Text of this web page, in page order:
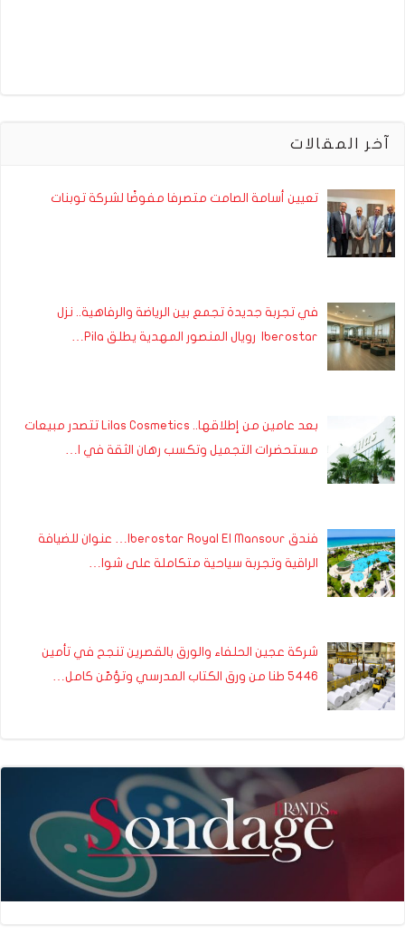
آخر المقالات
تعيين أسامة الصامت متصرفا مفوضًا لشركة توبنات
في تجربة جديدة تجمع بين الرياضة والرفاهية.. نزل
Iberostar رويال المنصور المهدية يطلق Pila…
بعد عامين من إطلاقها.. Lilas Cosmetics تتصدر مبيعات
مستحضرات التجميل وتكسب رهان الثقة في ا…
فندق Iberostar Royal El Mansour… عنوان للضيافة
الراقية وتجربة سياحية متكاملة على شوا…
شركة عجين الحلفاء والورق بالقصرين تنجح في تأمين
5446 طنا من ورق الكتاب المدرسي وتؤمّن كامل…